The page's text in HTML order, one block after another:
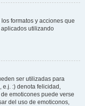
formatos y acciones que
utilizando
ser utilizadas para
e.j. :) denota felicidad,
emoticones puede verse
del uso de emoticonos,